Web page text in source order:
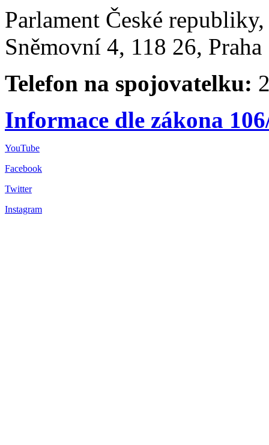
Parlament České
Sněmovní 4, 118 26,
Telefon na spojovatelku:
Informace dle zákona
YouTube
Facebook
Twitter
Instagram